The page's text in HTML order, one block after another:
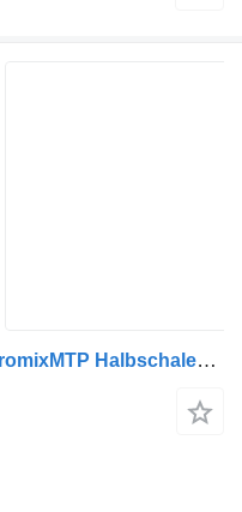
Euromix MTP EuromixMTP EuromixMTP Halbschalen Auflieger 27m³ HARDOX